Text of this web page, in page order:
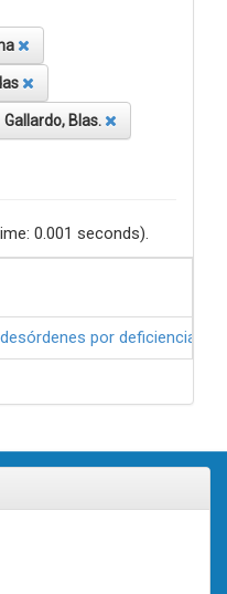
Gallardo, Blas.
0.001 seconds).
por deficiencia